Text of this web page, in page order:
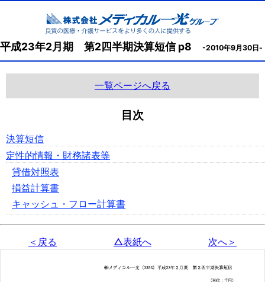
平成23年2月期 第2四半期決算短信 p8 -2010年9月30日-
一覧ページへ戻る
目次
決算短信
定性的情報・財務諸表等
貸借対照表
損益計算書
キャッシュ・フロー計算書
＜戻る △表紙へ 次へ＞